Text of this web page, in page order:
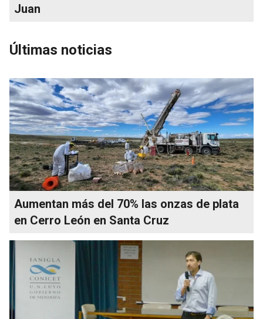
Juan
Últimas noticias
Aumentan más del 70% las onzas de plata
en Cerro León en Santa Cruz